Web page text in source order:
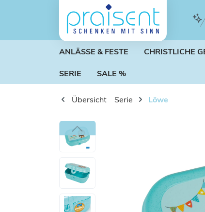
Hauptinhalt springen
Zur Suche springen
Zur Hauptnavigation springen
ANLÄSSE & FESTE CHRISTLICHE
SERIE SALE %
Übersicht Serie Löwe
Bildergalerie überspringen